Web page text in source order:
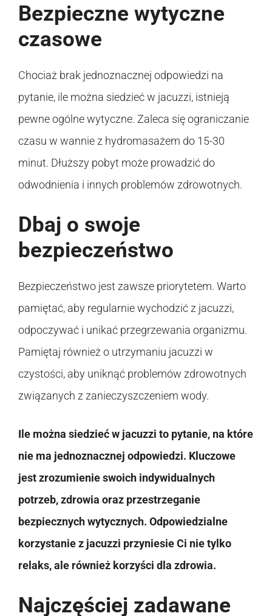
Bezpieczne wytyczne
czasowe
Chociaż brak jednoznacznej odpowiedzi na
pytanie, ile można siedzieć w jacuzzi, istnieją
pewne ogólne wytyczne. Zaleca się ograniczanie
czasu w wannie z hydromasażem do 15-30
minut. Dłuższy pobyt może prowadzić do
odwodnienia i innych problemów zdrowotnych.
Dbaj o swoje
bezpieczeństwo
Bezpieczeństwo jest zawsze priorytetem. Warto
pamiętać, aby regularnie wychodzić z jacuzzi,
odpoczywać i unikać przegrzewania organizmu.
Pamiętaj również o utrzymaniu jacuzzi w
czystości, aby uniknąć problemów zdrowotnych
związanych z zanieczyszczeniem wody.
Ile można siedzieć w jacuzzi to pytanie, na które
nie ma jednoznacznej odpowiedzi. Kluczowe
jest zrozumienie swoich indywidualnych
potrzeb, zdrowia oraz przestrzeganie
bezpiecznych wytycznych. Odpowiedzialne
korzystanie z jacuzzi przyniesie Ci nie tylko
relaks, ale również korzyści dla zdrowia.
Najczęściej zadawane